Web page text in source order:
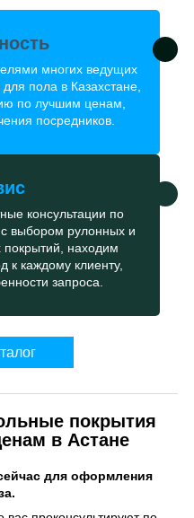
многих ведущих
пола в Казахстане,
по лучшим ценам,
посредников.
консультации по
выбором рулонных и
находим
к каждому клиенту,
запроса.
покрытия
в Астане
для оформления